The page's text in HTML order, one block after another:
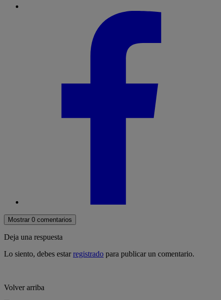
Mostrar 0 comentarios
Deja una respuesta
Lo siento, debes estarregistrado para publicar un comentario.
Volver arriba